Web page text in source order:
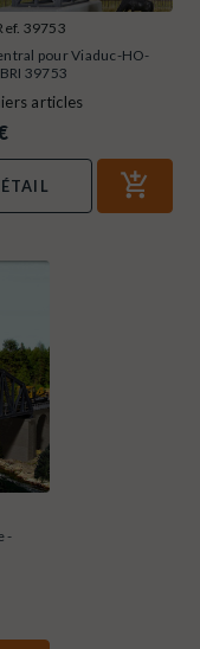
39753
pour Viaduc-HO-
39753
articles
-